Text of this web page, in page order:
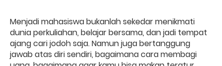
Menjadi mahasiswa bukanlah sekedar menikmati
dunia perkuliahan, belajar bersama, dan jadi tempat
ajang cari jodoh saja. Namun juga bertanggung
jawab atas diri sendiri, bagaimana cara membagi